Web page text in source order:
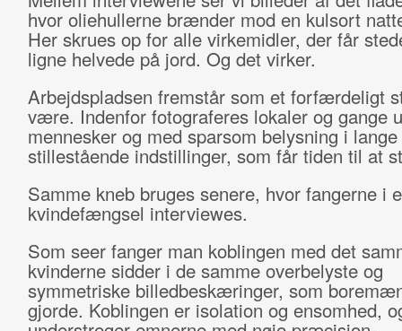
hvor oliehullerne brænder mod en kulsort
Her skrues op for alle virkemidler, der får
ligne helvede på jord. Og det virker.
Arbejdspladsen fremstår som et forfærdeligt
være. Indenfor fotograferes lokaler og gange
mennesker og med sparsom belysning i lange
stillestående indstillinger, som får tiden til at
Samme kneb bruges senere, hvor fangerne i
kvindefængsel interviewes.
Som seer fanger man koblingen med det
kvinderne sidder i de samme overbelyste og
symmetriske billedbeskæringer, som
gjorde. Koblingen er isolation og ensomhed,